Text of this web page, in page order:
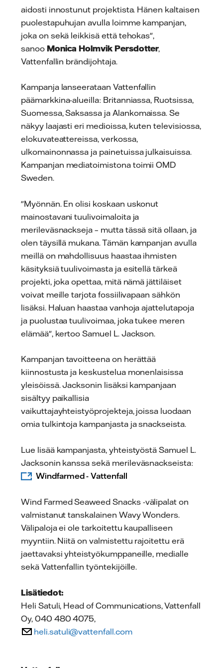
aidosti innostunut projektista. Hänen kaltaisen
puolestapuhujan avulla loimme kampanjan,
joka on sekä leikkisä että tehokas",
sanoo Monica Holmvik Persdotter,
Vattenfallin brändijohtaja.
Kampanja lanseerataan Vattenfallin
päämarkkina-alueilla: Britanniassa, Ruotsissa,
Suomessa, Saksassa ja Alankomaissa. Se
näkyy laajasti eri medioissa, kuten televisiossa,
elokuvateattereissa, verkossa,
ulkomainonnassa ja painetuissa julkaisuissa.
Kampanjan mediatoimistona toimii OMD
Sweden.
"Myönnän. En olisi koskaan uskonut
mainostavani tuulivoimaloita ja
merileväsnackseja – mutta tässä sitä ollaan, ja
olen täysillä mukana. Tämän kampanjan avulla
meillä on mahdollisuus haastaa ihmisten
käsityksiä tuulivoimasta ja esitellä tärkeä
projekti, joka opettaa, mitä nämä jättiläiset
voivat meille tarjota fossiilivapaan sähkön
lisäksi. Haluan haastaa vanhoja ajattelutapoja
ja puolustaa tuulivoimaa, joka tukee meren
elämää", kertoo Samuel L. Jackson.
Kampanjan tavoitteena on herättää
kiinnostusta ja keskustelua monenlaisissa
yleisöissä. Jacksonin lisäksi kampanjaan
sisältyy paikallisia
vaikuttajayhteistyöprojekteja, joissa luodaan
omia tulkintoja kampanjasta ja snackseista.
Lue lisää kampanjasta, yhteistyöstä Samuel L.
Jacksonin kanssa sekä merileväsnackseista:
Windfarmed - Vattenfall
Wind Farmed Seaweed Snacks -välipalat on
valmistanut tanskalainen Wavy Wonders.
Välipaloja ei ole tarkoitettu kaupalliseen
myyntiin. Niitä on valmistettu rajoitettu erä
jaettavaksi yhteistyökumppaneille, medialle
sekä Vattenfallin työntekijöille.
Lisätiedot:
Heli Satuli, Head of Communications, Vattenfall
Oy, 040 480 4075,
heli.satuli@vattenfall.com